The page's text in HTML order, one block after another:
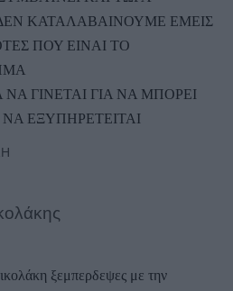
ΚΑΤΑΛΑΒΑΙΝΟΥΜΕ ΕΜΕΙΣ
ΠΟΥ ΕΙΝΑΙ ΤΟ
ΝΑ ΓΙΝΕΤΑΙ ΓΙΑ ΝΑ ΜΠΟΡΕΙ
ΕΞΥΠΗΡΕΤΕΙΤΑΙ
ξεμπερδεψες με την